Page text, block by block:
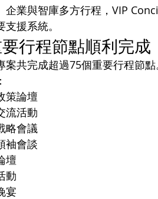
企業與智庫多方行程，VIP
援系統。
行程節點順利完成
案共完成超過75個重要行程節
策論壇
流活動
略會議
袖會談
壇
動
宴